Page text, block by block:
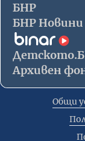
БНР
БНР Новини
Архивен
Общи